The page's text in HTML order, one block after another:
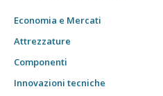
Economia e Mercati
Attrezzature
Componenti
Innovazioni tecniche